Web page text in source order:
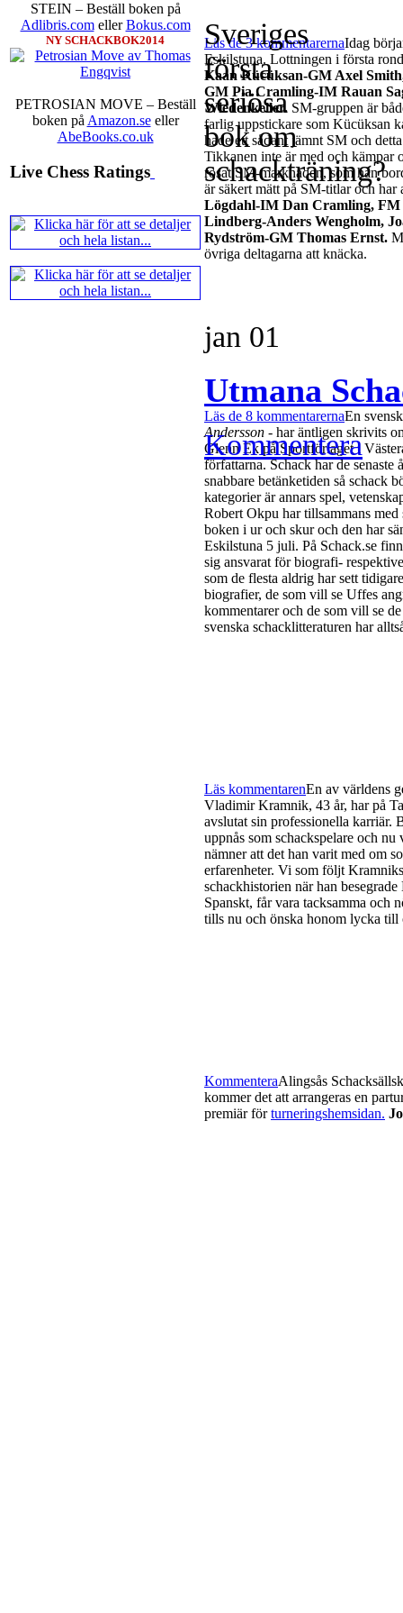
STEIN – Beställ boken på
Adlibris.comellerBokus.com
NY SCHACKBOK2014
PETROSIAN MOVE – Beställ
boken på Amazon.seeller
AbeBooks.co.uk
Live Chess Ratings
Läs de 3 kommentarernaIdag
Eskilstuna. Lottningen i första
Kaan Kücüksan-GM Axel
GM Pia Cramling-IM Rauan
Wiedenkeller. SM-gruppen är
farlig uppstickare som Kücüksan
hade ett sådant jämnt SM och
Tikkanen inte är med och kämpar
rosat SM-marknaden, som han
är säkert mätt på SM-titlar och
Lögdahl-IM Dan Cramling,
Lindberg-Anders Wengholm,
Rydström-GM Thomas Ernst.
övriga deltagarna att knäcka.
Läs de 8 kommentarernaEn
Andersson - har äntligen skrivits
Glenn Ek på Sportförlaget i
författarna. Schack har de senaste
snabbare betänketiden så schack
kategorier är annars spel,
Robert Okpu har tillsammans
boken i ur och skur och den har
Eskilstuna 5 juli. På Schack.se
sig ansvarat för biografi-
som de flesta aldrig har sett
biografier, de som vill se Uffes
kommentarer och de som vill se
svenska schacklitteraturen har
Läs kommentarenEn av världens
Vladimir Kramnik, 43 år, har på
avslutat sin professionella karriär.
uppnås som schackspelare och
nämner att det han varit med om
erfarenheter. Vi som följt
schackhistorien när han
Spanskt, får vara tacksamma och
tills nu och önska honom lycka
KommenteraAlingsås
kommer det att arrangeras en
premiär förturneringshemsidan.
Sveriges
första
seriösa
bok om
schackträning?
jan 01
Utmana
Kommentera